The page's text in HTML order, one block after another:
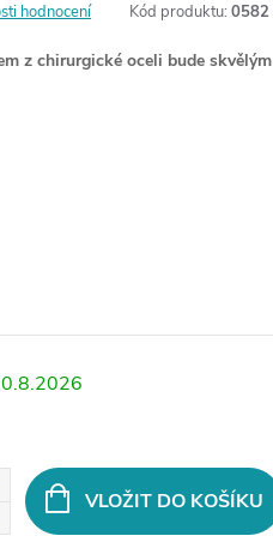
hodnocení Kód produktu: 0582
z chirurgické oceli bude skvělým
VLOŽIT DO KOŠÍKU